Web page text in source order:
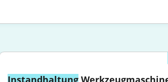
Instandhaltung